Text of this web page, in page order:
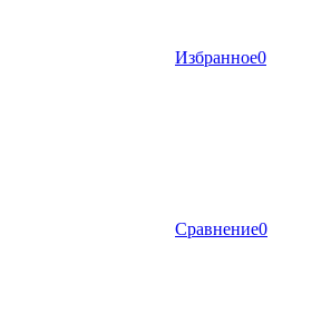
Избранное0
Сравнение0